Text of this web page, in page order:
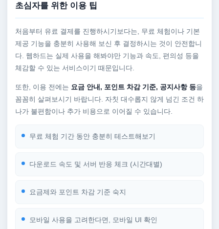
초심자를 위한 이용 팁
처음부터 유료 결제를 진행하시기보다는, 무료 체험이나 기본
제공 기능을 충분히 사용해 보신 후 결정하시는 것이 안전합니
다. 웹하드는 실제 사용을 해봐야만 기능과 속도, 편의성 등을
체감할 수 있는 서비스이기 때문입니다.
또한, 이용 전에는 요금 안내, 포인트 차감 기준, 공지사항 등을
꼼꼼히 살펴보시기 바랍니다. 자칫 대수롭지 않게 넘긴 조건 하
나가 불편함이나 추가 비용으로 이어질 수 있습니다.
무료 체험 기간 동안 충분히 테스트해보기
다운로드 속도 및 서버 반응 체크 (시간대별)
요금제와 포인트 차감 기준 숙지
모바일 사용을 고려한다면, 모바일 UI 확인